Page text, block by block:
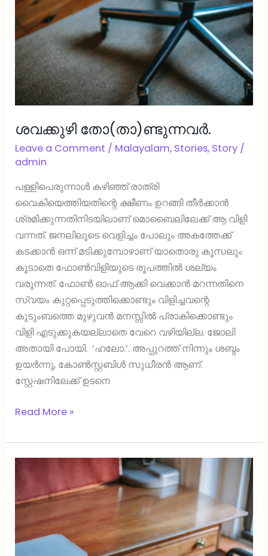
ശവക്കുഴി തോ(താ)ണ്ടുന്നവർ.
Leave a Comment / Malayalam, Stories, Story /
admin
പള്ളിപെരുന്നാൾ കഴിഞ്ഞ് രാത്രി
വൈകിയെത്തിയതിന്റെ ക്ഷീണം ഉറങ്ങി തീർക്കാൻ
ശ്രമിക്കുന്നതിനിടയിലാണ് മൊബൈലിലേക്ക് ആ വിളി
വന്നത്. ജനലിലൂടെ വെളിച്ചം പോലും അകത്തേക്ക്
കടക്കാൻ ഒന്ന് മടിക്കുമ്പോഴാണ് യാതൊരു കൂസലും
കൂടാതെ ഫോൺവിളിയുടെ രൂപത്തിൽ ശല്യം
വരുന്നത്. ഫോൺ ഓഫ് ആക്കി വെക്കാൻ മറന്നതിനെ
സ്വയം കുറ്റപ്പെടുത്തിക്കൊണ്ടും വിളിച്ചവന്റെ
കുടുംബത്തെ മുഴുവൻ മനസ്സിൽ പ്രാകിക്കൊണ്ടും
വിളി എടുക്കുകയല്ലാതെ വേറെ വഴിയില്ല. ജോലി
അതായി പോയി. ‘ഹലോ.’. അപ്പുറത്ത് നിന്നും ശബ്ദം
ഉയർന്നു, കോൺസ്റ്റബിൾ സുധീരൻ ആണ്.
സ്റ്റേഷനിലേക്ക് ഉടനെ
Read More »
പ്രഭാതസന്ധ്യ